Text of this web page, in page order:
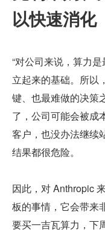
以快速消化
“对公司来说，算力
立起来的基础。所以
键、也最难做的决策
了，公司可能会被成
客户，也没办法继续
结果都很危险。
因此，对 Anthropic
板的事情，它会带来
要买一吉瓦算力，下